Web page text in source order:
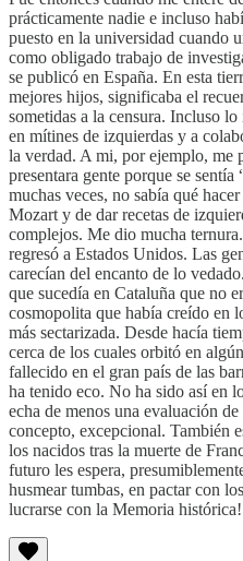
prácticamente nadie e incluso
puesto en la universidad cuando
como obligado trabajo de
se publicó en España. En esta
mejores hijos, significaba el
sometidas a la censura. Incluso
en mítines de izquierdas y a
la verdad. A mi, por ejemplo, me
presentara gente porque se
muchas veces, no sabía qué
Mozart y de dar recetas de
complejos. Me dio mucha
regresó a Estados Unidos. Las
carecían del encanto de lo
que sucedía en Cataluña que no
cosmopolita que había creído en
más sectarizada. Desde hacía
cerca de los cuales orbitó en
fallecido en el gran país de las
ha tenido eco. No ha sido así en
echa de menos una evaluación
concepto, excepcional. También
los nacidos tras la muerte de
futuro les espera,
husmear tumbas, en pactar con
lucrarse con la Memoria histórica!